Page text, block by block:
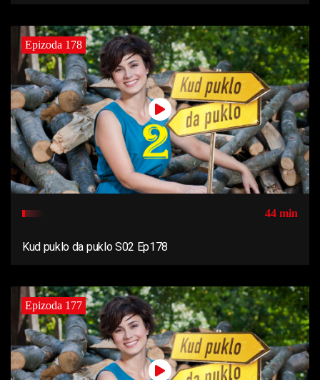
Epizoda 178
44 min
Kud puklo da puklo S02 Ep178
Epizoda 177